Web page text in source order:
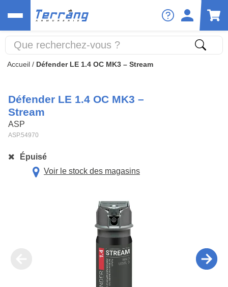
Accueil / Défender LE 1.4 OC MK3 – Stream
Défender LE 1.4 OC MK3 –
Stream
ASP
ASP.54970
Épuisé
Voir le stock des magasins